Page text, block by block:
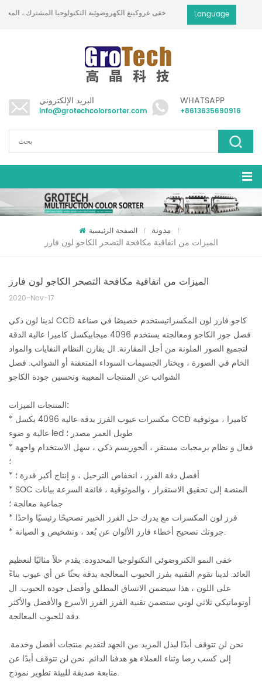
خفى غروكينغ الكهروضوئية التكنولوجيا المشترك.، Language
البريد الإلكتروني
info@grotechcolorsorter.com
WHATSAPP
+8613635690916
الصفحة الرئيسية / مدونة /
الميزات من اتفاقية مكافحة التصحر الكاجو لون فارز
الميزات من اتفاقية مكافحة التصحر الكاجو لون فارز
2020-Nov-17
لدينا لون ذكي CCD كاجو فارز لون المكسراتيستخدم خصيصًا في صناعة
فصل جوز الكاجو ومعالجته يستخدم 4096 ميجابيكسل كاميرا عالية الدقة
لتجميع الصور الملونة من أجل المقارنة. ال يقارن النظام النفايات والمواد
الخام في الصورة ، ويختار الجسيمات السوداء المتعفنة أو الشوائب. فصل
الشوائب عن المنتجات المعيبة وتحسين جودة الكاجو
المنتجات الميزات:
* مكسرات عيوب الفرز بدقة عالية 4096 بكسل CCD كاميرا ، موثوقية
عالية و ضوء led طويل العمر مصدر ؛
* فعال و نظام برمجيات مستقر ، ألجوريسم ذكي ، سهل الاستخدام واجهة
؛
* أفضل دقة الفرز ، انخفاض الترحيل ، و إنتاج أكبر قدرة ؛
* SOC المنصة إلى تحقيق الاستقرار ، والموثوقية ، فائقة السرعة بيانات
جماعية معالجة ؛
*
فرز لون المكسرات مع يدرك حل الفرز الخبير تصحيحًا رئيسيًا واحدًا
* جروتك تصحيح أخطاء فارز الألوان عن بُعد ، وتشخيص و الصيانة.
خفى النمو الكتروضوئي التكنولوجيا المحدودة. يقدم حلاً مثاليًا لتعظيم
العائد. لدينا تقوم التقنية بفرز الحبوب المعالجة بدقة بحثًا عن أي عيوب بناءً
على اللون ، هذا سيضمن الاتساق المطلق وأفضل جودة الحبوب. ال
أوتوماتيكي ثلاثي لوني ستضمن تقنية الفرز الفرز الأسرع والأفضل والأكثر
دقة للحبوب المعالجة.
نحن لن تتوقف أبدًا لبذل المزيد من الجهد لتقديم منتجات أفضل وخدمة.
إلى كسب رضا وثناء العملاء هو هدفنا الدائم. نحن لن تتوقف أبدًا عن
متابعة صديقة للبيئة تطوير نموذج.